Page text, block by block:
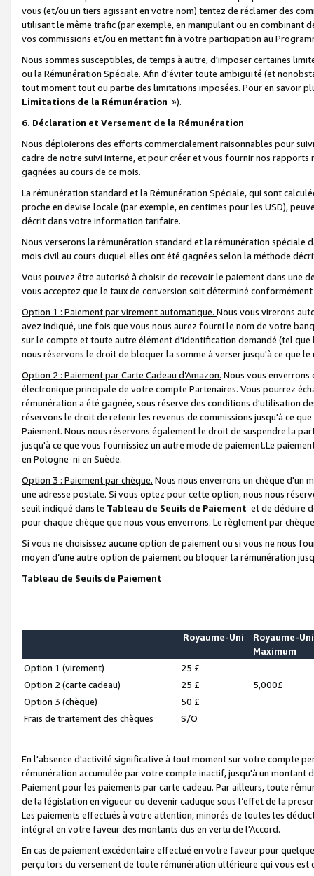
vous (et/ou un tiers agissant en votre nom) tentez de réclamer des
utilisant le même trafic (par exemple, en manipulant ou en combinant
vos commissions et/ou en mettant fin à votre participation au
Nous sommes susceptibles, de temps à autre, d'imposer certaines
ou la Rémunération Spéciale. Afin d'éviter toute ambiguïté (et
tout moment tout ou partie des limitations imposées. Pour en savoir
Limitations de la Rémunération »).
6. Déclaration et Versement de la Rémunération
Nous déploierons des efforts commercialement raisonnables pour
cadre de notre suivi interne, et pour créer et vous fournir nos
gagnées au cours de ce mois.
La rémunération standard et la Rémunération Spéciale, qui sont
proche en devise locale (par exemple, en centimes pour les USD),
décrit dans votre information tarifaire.
Nous verserons la rémunération standard et la rémunération spéciale
mois civil au cours duquel elles ont été gagnées selon la méthode
Vous pouvez être autorisé à choisir de recevoir le paiement dans une
vous acceptez que le taux de conversion soit déterminé
Option 1 : Paiement par virement automatique. Nous vous virerons
avez indiqué, une fois que vous nous aurez fourni le nom de votre
sur le compte et toute autre élément d'identification demandé (tel que
nous réservons le droit de bloquer la somme à verser jusqu'à ce que
Option 2 : Paiement par Carte Cadeau d’Amazon. Nous vous
électronique principale de votre compte Partenaires. Vous pourrez
rémunération a été gagnée, sous réserve des conditions d'utilisation
réservons le droit de retenir les revenus de commissions jusqu'à ce
Paiement. Nous nous réservons également le droit de suspendre la
jusqu'à ce que vous fournissiez un autre mode de paiement.Le
en Pologne ni en Suède.
Option 3 : Paiement par chèque. Nous nous enverrons un chèque d'un
une adresse postale. Si vous optez pour cette option, nous nous
seuil indiqué dans le Tableau de Seuils de Paiement et de déduire
pour chaque chèque que nous vous enverrons. Le règlement par
Si vous ne choisissez aucune option de paiement ou si vous ne nous
moyen d’une autre option de paiement ou bloquer la rémunération
Tableau de Seuils de Paiement
Royaume-Uni
Royaume-Uni
Maximum
Option 1 (virement)
25 £
Option 2 (carte cadeau)
25 £
5,000£
Option 3 (chèque)
50 £
Frais de traitement des chèques
S/O
En l'absence d'activité significative à tout moment sur votre compte
rémunération accumulée par votre compte inactif, jusqu'à un montant
Paiement pour les paiements par carte cadeau. Par ailleurs, toute
de la législation en vigueur ou devenir caduque sous l’effet de la
Les paiements effectués à votre attention, minorés de toutes les
intégral en votre faveur des montants dus en vertu de l'Accord.
En cas de paiement excédentaire effectué en votre faveur pour
perçu lors du versement de toute rémunération ultérieure qui vous est